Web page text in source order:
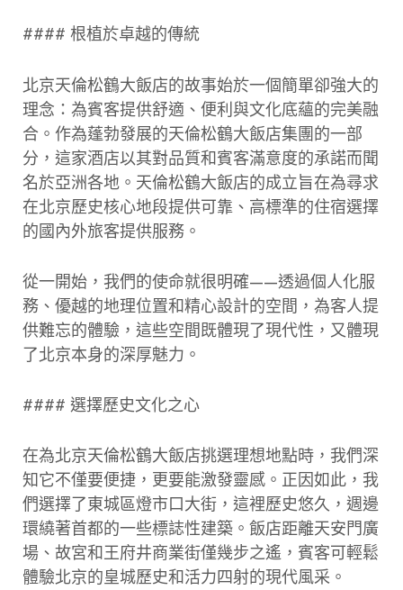
#### 根植於卓越的傳統
北京天倫松鶴大飯店的故事始於一個簡單卻強大的
理念：為賓客提供舒適、便利與文化底蘊的完美融
合。作為蓬勃發展的天倫松鶴大飯店集團的一部
分，這家酒店以其對品質和賓客滿意度的承諾而聞
名於亞洲各地。天倫松鶴大飯店的成立旨在為尋求
在北京歷史核心地段提供可靠、高標準的住宿選擇
的國內外旅客提供服務。
從一開始，我們的使命就很明確——透過個人化服
務、優越的地理位置和精心設計的空間，為客人提
供難忘的體驗，這些空間既體現了現代性，又體現
了北京本身的深厚魅力。
#### 選擇歷史文化之心
在為北京天倫松鶴大飯店挑選理想地點時，我們深
知它不僅要便捷，更要能激發靈感。正因如此，我
們選擇了東城區燈市口大街，這裡歷史悠久，週邊
環繞著首都的一些標誌性建築。飯店距離天安門廣
場、故宮和王府井商業街僅幾步之遙，賓客可輕鬆
體驗北京的皇城歷史和活力四射的現代風采。